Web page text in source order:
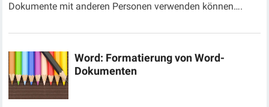
Dokumente mit anderen Personen verwenden können….
Word: Formatierung von Word-
Dokumenten